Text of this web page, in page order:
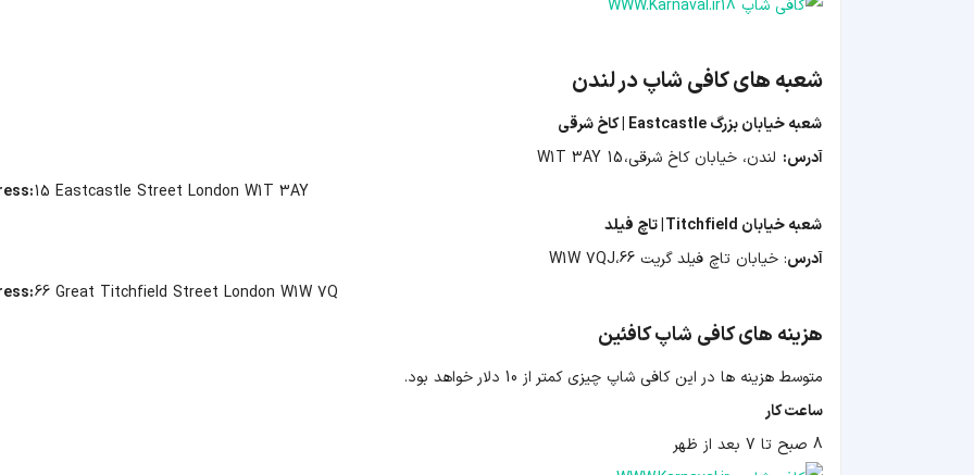
شعبه های کافی شاپ در لندن
شعبه خیابان بزرگ Eastcastle | کاخ شرقی
آدرس: لندن، خیابان کاخ شرقی، 15 W1T 3AY
15 Eastcastle Street London W1T 3AY
شعبه خیابان Titchfield | تاچ فیلد
آدرس: خیابان تاچ فیلد گریت 66،W1W 7QJ
66 Great Titchfield Street London W1W 7Q
هزینه های کافی شاپ کافئین
متوسط هزینه ها در این کافی شاپ چیزی کمتر از 10 دلار خواهد بود.
ساعت کار
8 صبح تا 7 بعد از ظهر